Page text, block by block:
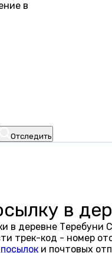
в
Отследить
в
в деревне Теребуни
трек-код - номер
и почтовых